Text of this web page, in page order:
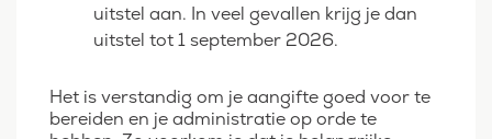
uitstel aan. In veel gevallen krijg je dan
uitstel tot 1 september 2026.
Het is verstandig om je aangifte goed voor te
bereiden en je administratie op orde te